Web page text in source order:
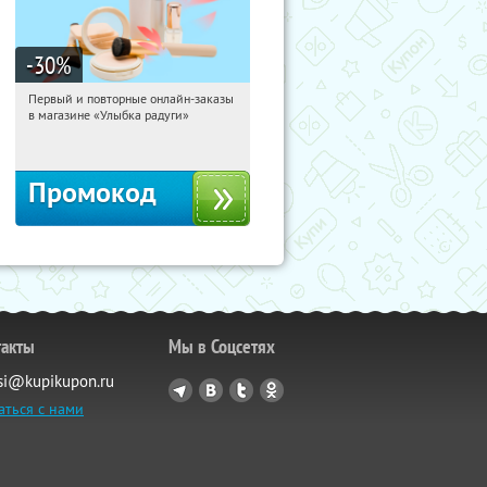
-30%
23:58:54 Получили:2
Первый и повторные онлайн-заказы
в магазине «Улыбка радуги»
Промокод
с нами
Мы в Соцсетях